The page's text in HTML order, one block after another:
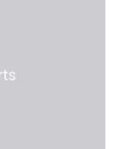
ist in